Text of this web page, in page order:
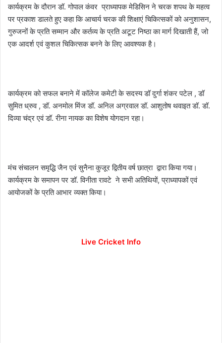
कार्यक्रम के दौरान डॉ. गोपाल कंवर प्राध्यापक मेडिसिन ने चरक शपथ के महत्व
पर प्रकाश डालते हुए कहा कि आचार्य चरक की शिक्षाएं चिकित्सकों को अनुशासन,
गुरुजनों के प्रति सम्मान और कर्तव्य के प्रति अटूट निष्ठा का मार्ग दिखाती हैं, जो
एक आदर्श एवं कुशल चिकित्सक बनने के लिए आवश्यक है।
कार्यक्रम को सफल बनाने में कॉलेज कमेटी के सदस्य डॉ दुर्गा शंकर पटेल , डॉ
सुमित ध्रुव , डॉ. अनमोल मिंज डॉ. अनिल अग्रवाल डॉ. आशुतोष थवाइत डॉ. डॉ.
दिव्या चंद्र एवं डॉ. रीना नायक का विशेष योगदान रहा।
मंच संचालन समृद्धि जैन एवं सुनैना कुजूर द्वितीय वर्ष छात्रा द्वारा किया गया।
कार्यक्रम के समापन पर डॉ. विनीता रावटे ने सभी अतिथियों, प्राध्यापकों एवं
आयोजकों के प्रति आभार व्यक्त किया।
Live Cricket Info